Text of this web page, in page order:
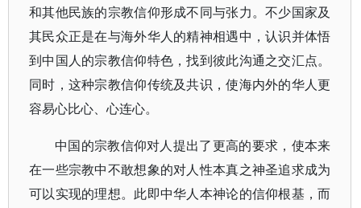
和其他民族的宗教信仰形成不同与张力。不少国家及
其民众正是在与海外华人的精神相遇中，认识并体悟
到中国人的宗教信仰特色，找到彼此沟通之交汇点。
同时，这种宗教信仰传统及共识，使海内外的华人更
容易心比心、心连心。
中国的宗教信仰对人提出了更高的要求，使本来
在一些宗教中不敢想象的对人性本真之神圣追求成为
可以实现的理想。此即中华人本神论的信仰根基，而